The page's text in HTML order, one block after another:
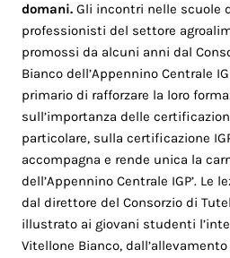
domani. Gli incontri nelle scuole
professionisti del settore
promossi da alcuni anni dal
Bianco dell’Appennino Centrale
primario di rafforzare la loro
sull’importanza delle
particolare, sulla certificazione
accompagna e rende unica la
dell’Appennino Centrale IGP’. Le
dal direttore del Consorzio di
illustrato ai giovani studenti
Vitellone Bianco,